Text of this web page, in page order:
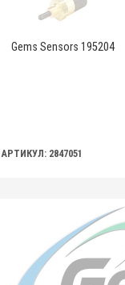
Gems Sensors 195204
АРТИКУЛ: 2847051